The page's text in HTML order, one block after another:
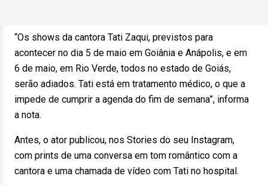
“Os shows da cantora Tati Zaqui, previstos para
acontecer no dia 5 de maio em Goiânia e Anápolis, e em
6 de maio, em Rio Verde, todos no estado de Goiás,
serão adiados. Tati está em tratamento médico, o que a
impede de cumprir a agenda do fim de semana”, informa
a nota.
Antes, o ator publicou, nos Stories do seu Instagram,
com prints de uma conversa em tom romântico com a
cantora e uma chamada de vídeo com Tati no hospital.